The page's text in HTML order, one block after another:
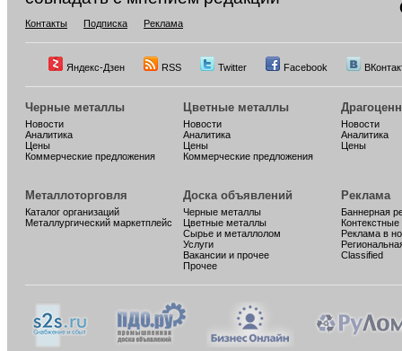
Контакты Подписка Реклама
Яндекс-Дзен RSS Twitter Facebook
Черные металлы
Новости
Аналитика
Цены
Коммерческие предложения
Цветные металлы
Новости
Аналитика
Цены
Коммерческие предложения
Новости
Аналитика
Цены
Металлоторговля
Каталог организаций
Металлургический маркетплейс
Доска объявлений
Черные металлы
Цветные металлы
Сырье и металлолом
Услуги
Вакансии и прочее
Прочее
Реклама
Баннерная
Реклама в
Classified